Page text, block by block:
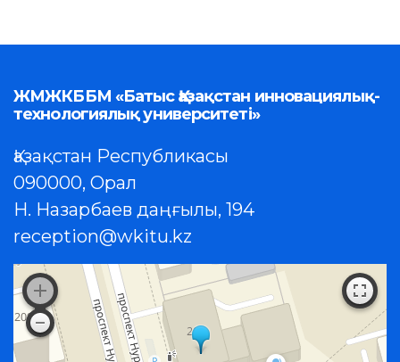
ЖМЖКББМ «Батыс Қазақстан инновациялық-
технологиялық университеті»
Қазақстан Республикасы
090000, Орал
Н. Назарбаев даңғылы, 194
reception@wkitu.kz